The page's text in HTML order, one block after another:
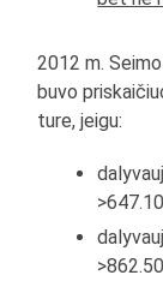
2012 m.
buvo
ture, jeigu: